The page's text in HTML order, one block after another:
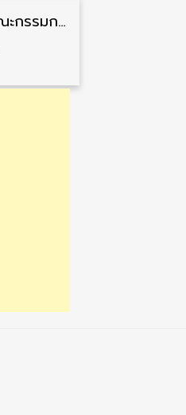
สำนักงานคณะกรรมการนโยบายที่ดินแห่งชาติ รับสมัครคัดเลือกพนักงานราชการ วุฒิ ป.ตรี 6 อัตรา รับสมัคร 13 กรกฎาคม – 6 สิงหาคม